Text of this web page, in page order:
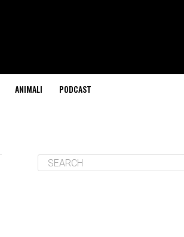
ANIMALI PODCAST